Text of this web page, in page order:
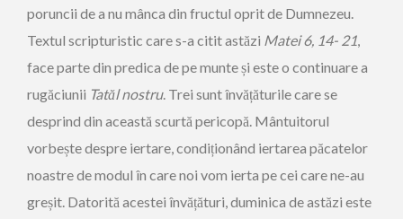
poruncii de a nu mânca din fructul oprit de Dumnezeu.
Textul scripturistic care s-a citit astăzi Matei 6, 14- 21,
face parte din predica de pe munte și este o continuare a
rugăciunii Tatăl nostru. Trei sunt învățăturile care se
desprind din această scurtă pericopă. Mântuitorul
vorbește despre iertare, condiționând iertarea păcatelor
noastre de modul în care noi vom ierta pe cei care ne-au
greșit. Datorită acestei învățături, duminica de astăzi este